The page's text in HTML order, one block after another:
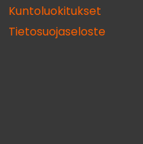
Kuntoluokitukset
Tietosuojaseloste